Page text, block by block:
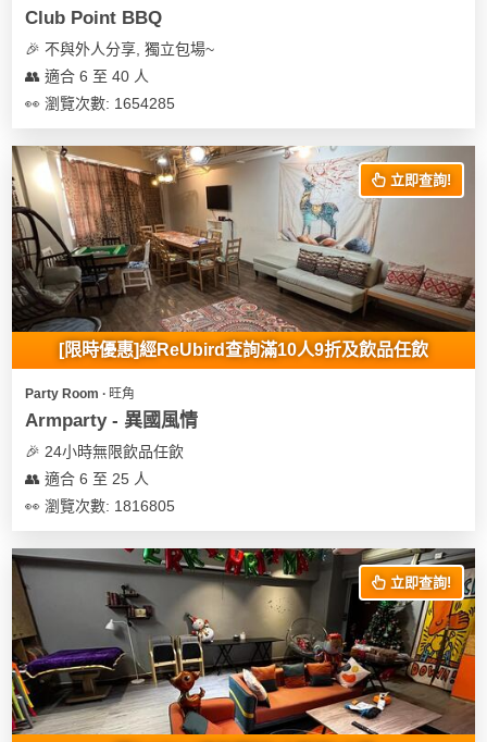
Club Point BBQ
🎉 不與外人分享, 獨立包場~
👥 適合 6 至 40 人
👀 瀏覽次數: 1654285
立即查詢!
[限時優惠]經ReUbird查詢滿10人9折及飲品任飲
Party Room ∙ 旺角
Armparty - 異國風情
🎉 24小時無限飲品任飲
👥 適合 6 至 25 人
👀 瀏覽次數: 1816805
立即查詢!